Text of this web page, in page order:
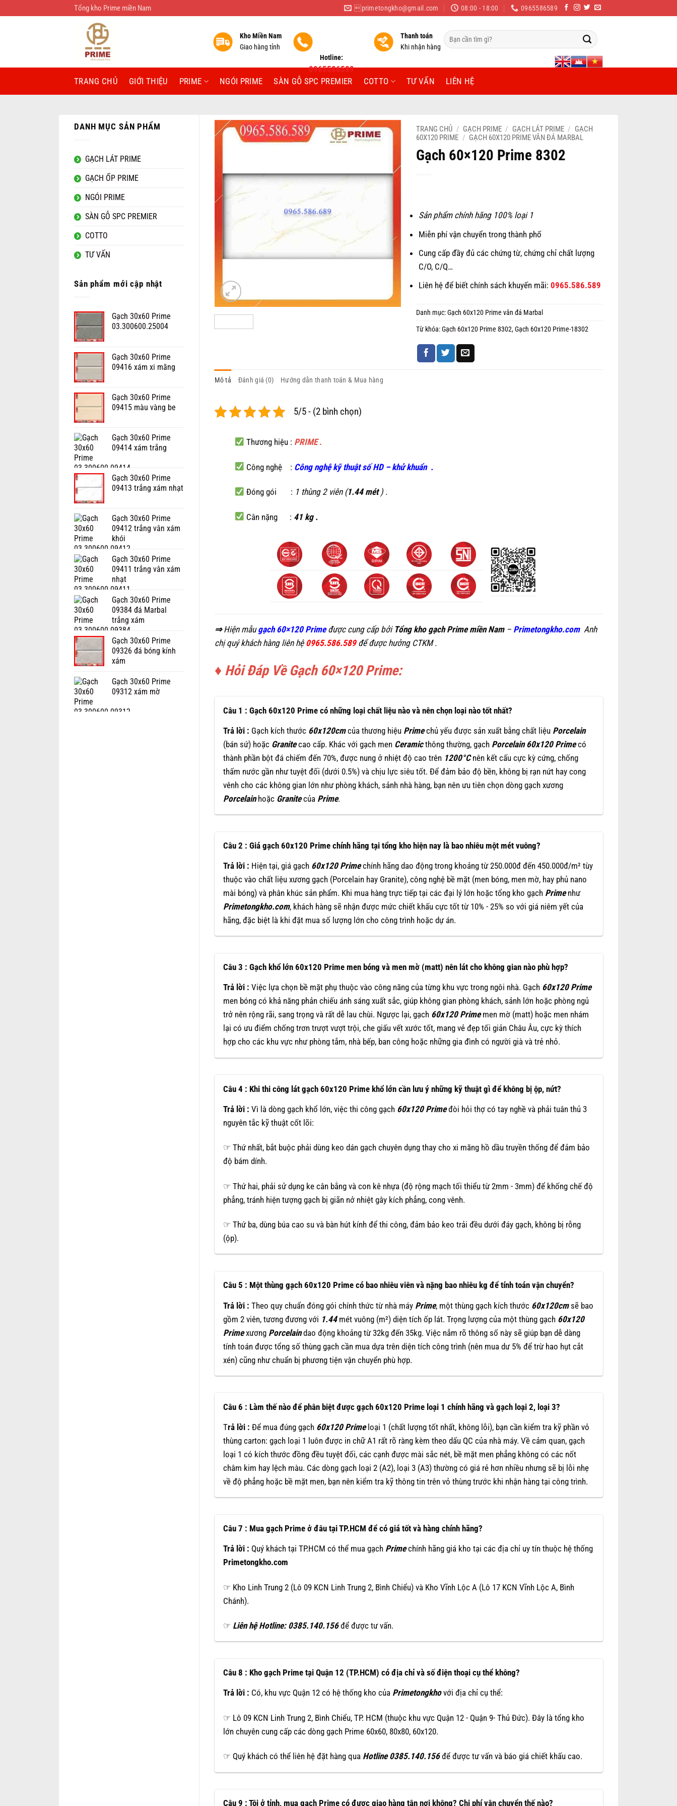
Tổng kho Prime miền Nam primetongkho@gmail.com 08:00 - 18:00 0965586589
Kho Miền Nam
Giao hàng tỉnh
Hotline:
0965586589
Thanh toán
Khi nhận hàng
Tìm
kiếm:
TRANG CHỦ GIỚI THIỆU PRIME NGÓI PRIME SÀN GỖ SPC PREMIER COTTO TƯ VẤN LIÊN HỆ
DANH MỤC SẢN PHẨM
GẠCH LÁT PRIME
GẠCH ỐP PRIME
NGÓI PRIME
SÀN GỖ SPC PREMIER
COTTO
TƯ VẤN
Sản phẩm mới cập nhật
Gạch 30x60 Prime
03.300600.25004
Gạch 30x60 Prime
09416 xám xi măng
Gạch 30x60 Prime
09415 màu vàng be
Gạch 30x60 Prime
09414 xám trắng
Gạch 30x60 Prime
09413 trắng xám nhạt
Gạch 30x60 Prime
09412 trắng vân xám
khói
Gạch 30x60 Prime
09411 trắng vân xám
nhạt
Gạch 30x60 Prime
09384 đá Marbal
trắng xám
Gạch 30x60 Prime
09326 đá bóng kính
xám
Gạch 30x60 Prime
09312 xám mờ
TRANG CHỦ / GẠCH PRIME / GẠCH LÁT PRIME / GẠCH
60X120 PRIME / GẠCH 60X120 PRIME VÂN ĐÁ MARBAL
Gạch 60×120 Prime 8302
Sản phẩm chính hãng 100% loại 1
Miễn phí vận chuyển trong thành phố
Cung cấp đầy đủ các chứng từ, chứng chỉ chất lượng
C/O, C/Q…
Liên hệ để biết chính sách khuyến mãi:0965.586.589
Danh mục:Gạch 60x120 Prime vân đá Marbal
Từ khóa:Gạch 60x120 Prime 8302,Gạch 60x120 Prime-18302
Mô tả Đánh giá (0) Hướng dẫn thanh toán & Mua hàng
5/5 - (2 bình chọn)
Thương hiệu : PRIME.
Công nghệ : Công nghệ kỹ thuật số HD–khử khuẩn .
Đóng gói : 1 thùng 2 viên (1.44 mét) .
Cân nặng : 41 kg .
⇒Hiện mẫugạch 60×120 Prime được cung cấp bởi Tổng kho gạch Prime miền Nam– Primetongkho.com Anh
chị quý khách hàng liên hệ 0965.586.589để được hưởng CTKM .
♦ Hỏi Đáp Về Gạch 60×120 Prime:
Câu 1 : Gạch 60x120 Prime có những loại chất liệu nào và nên chọn loại nào tốt nhất?
Trả lời : Gạch kích thước 60x120cmcủa thương hiệu Primechủ yếu được sản xuất bằng chất liệu Porcelain
(bán sứ) hoặc Granitecao cấp. Khác với gạch men Ceramicthông thường, gạch Porcelain 60x120 Primecó
thành phần bột đá chiếm đến 70%, được nung ở nhiệt độ cao trên 1200°C nên kết cấu cực kỳ cứng, chống
thấm nước gần như tuyệt đối (dưới 0.5%) và chịu lực siêu tốt. Để đảm bảo độ bền, không bị rạn nứt hay cong
vênh cho các không gian lớn như phòng khách, sảnh nhà hàng, bạn nên ưu tiên chọn dòng gạch xương
Porcelainhoặc Granitecủa Prime.
Câu 2 : Giá gạch 60x120 Prime chính hãng tại tổng kho hiện nay là bao nhiêu một mét vuông?
Trả lời : Hiện tại, giá gạch 60x120 Primechính hãng dao động trong khoảng từ 250.000đ đến 450.000đ/m² tùy
thuộc vào chất liệu xương gạch (Porcelain hay Granite), công nghệ bề mặt (men bóng, men mờ, hay phủ nano
mài bóng) và phân khúc sản phẩm. Khi mua hàng trực tiếp tại các đại lý lớn hoặc tổng kho gạch Primenhư
Primetongkho.com, khách hàng sẽ nhận được mức chiết khấu cực tốt từ 10% - 25% so với giá niêm yết của
hãng, đặc biệt là khi đặt mua số lượng lớn cho công trình hoặc dự án.
Câu 3 : Gạch khổ lớn 60x120 Prime men bóng và men mờ (matt) nên lát cho không gian nào phù hợp?
Trả lời : Việc lựa chọn bề mặt phụ thuộc vào công năng của từng khu vực trong ngôi nhà. Gạch 60x120 Prime
men bóng có khả năng phản chiếu ánh sáng xuất sắc, giúp không gian phòng khách, sảnh lớn hoặc phòng ngủ
trở nên rộng rãi, sang trọng và rất dễ lau chùi. Ngược lại, gạch 60x120 Primemen mờ (matt) hoặc men nhám
lại có ưu điểm chống trơn trượt vượt trội, che giấu vết xước tốt, mang vẻ đẹp tối giản Châu Âu, cực kỳ thích
hợp cho các khu vực như phòng tắm, nhà bếp, ban công hoặc những gia đình có người già và trẻ nhỏ.
Câu 4 : Khi thi công lát gạch 60x120 Prime khổ lớn cần lưu ý những kỹ thuật gì để không bị ộp, nứt?
Trả lời : Vì là dòng gạch khổ lớn, việc thi công gạch 60x120 Primeđòi hỏi thợ có tay nghề và phải tuân thủ 3
nguyên tắc kỹ thuật cốt lõi:
☞ Thứ nhất, bắt buộc phải dùng keo dán gạch chuyên dụng thay cho xi măng hồ dầu truyền thống để đảm bảo
độ bám dính.
☞ Thứ hai, phải sử dụng ke cân bằng và con kê nhựa (độ rộng mạch tối thiểu từ 2mm - 3mm) để khống chế độ
phẳng, tránh hiện tượng gạch bị giãn nở nhiệt gây kích phẳng, cong vênh.
☞ Thứ ba, dùng búa cao su và bàn hút kính để thi công, đảm bảo keo trải đều dưới đáy gạch, không bị rỗng
(ộp).
Câu 5 : Một thùng gạch 60x120 Prime có bao nhiêu viên và nặng bao nhiêu kg để tính toán vận chuyển?
Trả lời : Theo quy chuẩn đóng gói chính thức từ nhà máy Prime, một thùng gạch kích thước 60x120cmsẽ bao
gồm 2 viên, tương đương với 1.44mét vuông (m²) diện tích ốp lát. Trọng lượng của một thùng gạch 60x120
Primexương Porcelaindao động khoảng từ 32kg đến 35kg. Việc nắm rõ thông số này sẽ giúp bạn dễ dàng
tính toán được tổng số thùng gạch cần mua dựa trên diện tích công trình (nên mua dư 5% để trừ hao hụt cắt
xén) cũng như chuẩn bị phương tiện vận chuyển phù hợp.
Câu 6 : Làm thế nào để phân biệt được gạch 60x120 Prime loại 1 chính hãng và gạch loại 2, loại 3?
Trả lời : Để mua đúng gạch 60x120 Primeloại 1 (chất lượng tốt nhất, không lỗi), bạn cần kiểm tra kỹ phần vỏ
thùng carton: gạch loại 1 luôn được in chữ A1 rất rõ ràng kèm theo dấu QC của nhà máy. Về cảm quan, gạch
loại 1 có kích thước đồng đều tuyệt đối, các cạnh được mài sắc nét, bề mặt men phẳng không có các nốt
châm kim hay lệch màu. Các dòng gạch loại 2 (A2), loại 3 (A3) thường có giá rẻ hơn nhiều nhưng sẽ bị lỗi nhẹ
về độ phẳng hoặc bề mặt men, bạn nên kiểm tra kỹ thông tin trên vỏ thùng trước khi nhận hàng tại công trình.
Câu 7 : Mua gạch Prime ở đâu tại TP.HCM để có giá tốt và hàng chính hãng?
Trả lời : Quý khách tại TP.HCM có thể mua gạch Primechính hãng giá kho tại các địa chỉ uy tín thuộc hệ thống
Primetongkho.com
☞ Kho Linh Trung 2 (Lô 09 KCN Linh Trung 2, Bình Chiểu) và Kho Vĩnh Lộc A (Lô 17 KCN Vĩnh Lộc A, Bình
Chánh).
☞ Liên hệ Hotline: 0385.140.156để được tư vấn.
Câu 8 : Kho gạch Prime tại Quận 12 (TP.HCM) có địa chỉ và số điện thoại cụ thể không?
Trả lời : Có, khu vực Quận 12 có hệ thống kho của Primetongkhovới địa chỉ cụ thể:
☞ Lô 09 KCN Linh Trung 2, Bình Chiểu, TP. HCM (thuộc khu vực Quận 12 - Quận 9- Thủ Đức). Đây là tổng kho
lớn chuyên cung cấp các dòng gạch Prime 60x60, 80x80, 60x120.
☞ Quý khách có thể liên hệ đặt hàng qua Hotline 0385.140.156 để được tư vấn và báo giá chiết khấu cao.
Câu 9 : Tôi ở tỉnh, mua gạch Prime có được giao hàng tận nơi không? Chi phí vận chuyển thế nào?